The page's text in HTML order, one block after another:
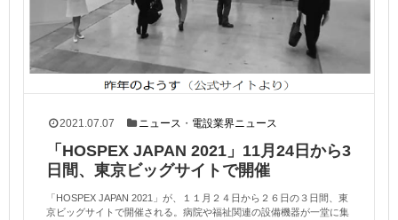
2021.07.07 ニュース ・ 電設業界ニュース
「HOSPEX JAPAN 2021」11月24日から3
日間、東京ビッグサイトで開催
「HOSPEX JAPAN 2021」が、１１月２４日から２６日の３日間、東
京ビッグサイトで開催される。病院や福祉関連の設備機器が一堂に集